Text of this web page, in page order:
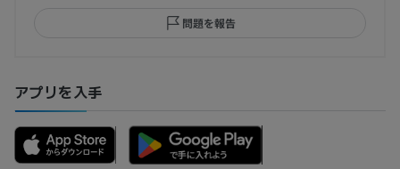
問題を報告
アプリを入手